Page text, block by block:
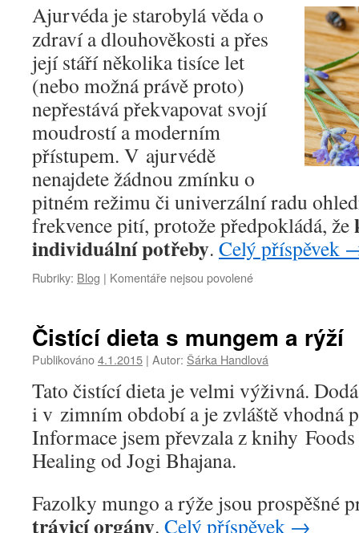
Ajurvéda je starobylá věda o
zdraví a dlouhověkosti a přes
její stáří několika tisíce let
(nebo možná právě proto)
nepřestává překvapovat svojí
moudrostí a moderním
přístupem. V ajurvédě
nenajdete žádnou zmínku o
pitném režimu či univerzální radu
frekvence pití, protože předpokládá, že
individuální potřeby. Celý příspěvek
Rubriky: Blog | Komentáře nejsou povolenéu
Pití
podle
a
zdravého
rozumu
Čistící dieta s mungem a rýží
Publikováno4.1.2015 | Autor: Šárka Handlová
Tato čistící dieta je velmi výživná.
i v zimním období a je zvláště vhodná
Informace jsem převzala z knihy
Healing od Jogi Bhajana.
Fazolky mungo a rýže jsou prospěšné
trávicí orgány. Celý příspěvek →